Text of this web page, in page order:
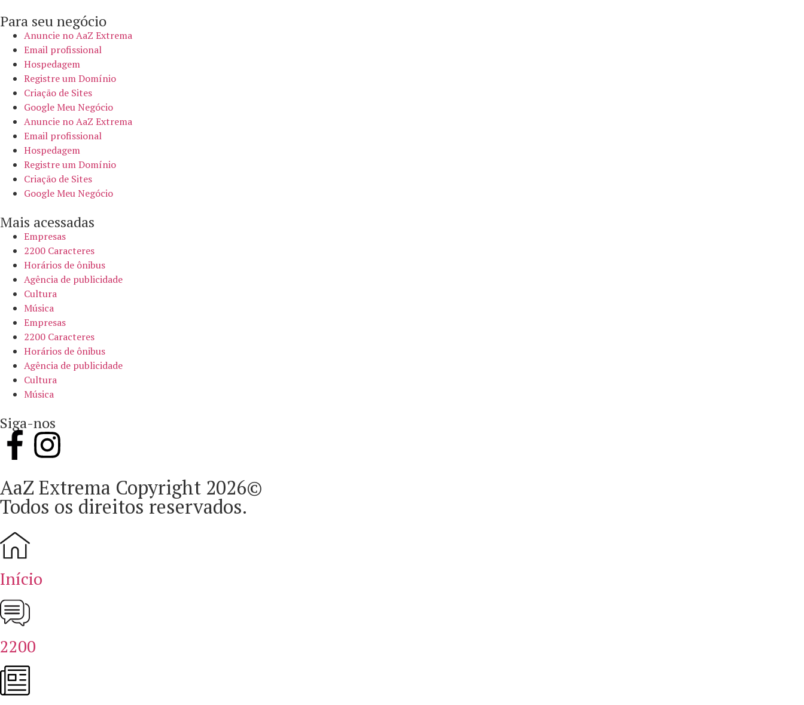
Para seu negócio​
Anuncie no AaZ Extrema
Email profissional
Hospedagem
Registre um Domínio
Criação de Sites
Google Meu Negócio
Anuncie no AaZ Extrema
Email profissional
Hospedagem
Registre um Domínio
Criação de Sites
Google Meu Negócio
Mais acessadas
Empresas
2200 Caracteres
Horários de ônibus
Agência de publicidade
Cultura
Música
Empresas
2200 Caracteres
Horários de ônibus
Agência de publicidade
Cultura
Música
Siga-nos
AaZ Extrema Copyright 2026©
Todos os direitos reservados.
Início
2200